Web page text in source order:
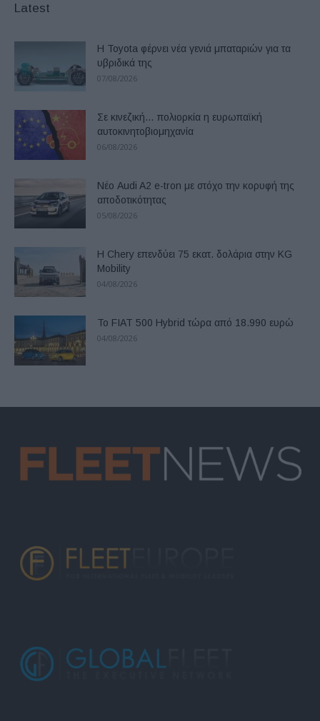
Latest
Η Toyota φέρνει νέα γενιά μπαταριών για τα
υβριδικά της
07/08/2026
Σε κινεζική… πολιορκία η ευρωπαϊκή
αυτοκινητοβιομηχανία
06/08/2026
Νέο Audi A2 e-tron με στόχο την κορυφή της
αποδοτικότητας
05/08/2026
Η Chery επενδύει 75 εκατ. δολάρια στην KG
Mobility
04/08/2026
Το FIAT 500 Hybrid τώρα από 18.990 ευρώ
04/08/2026